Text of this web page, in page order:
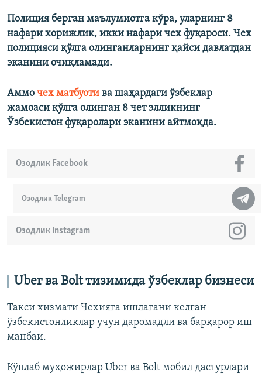
Полиция берган маълумиотга кўра, уларнинг 8
нафари хорижлик, икки нафари чех фуқароси. Чех
полицияси қўлга олинганларнинг қайси давлатдан
эканини очиқламади.
Аммо чех матбуоти ва шаҳардаги ўзбеклар
жамоаси қўлга олинган 8 чет элликнинг
Ўзбекистон фуқаролари эканини айтмоқда.
Озодлик Telegram
Озодлик Instagram
Озодлик Facebook
Uber ва Bolt тизимида ўзбеклар бизнеси
Такси хизмати Чехияга ишлагани келган
ўзбекистонликлар учун даромадли ва барқарор иш
манбаи.
Кўплаб муҳожирлар Uber ва Bolt мобил дастурлари